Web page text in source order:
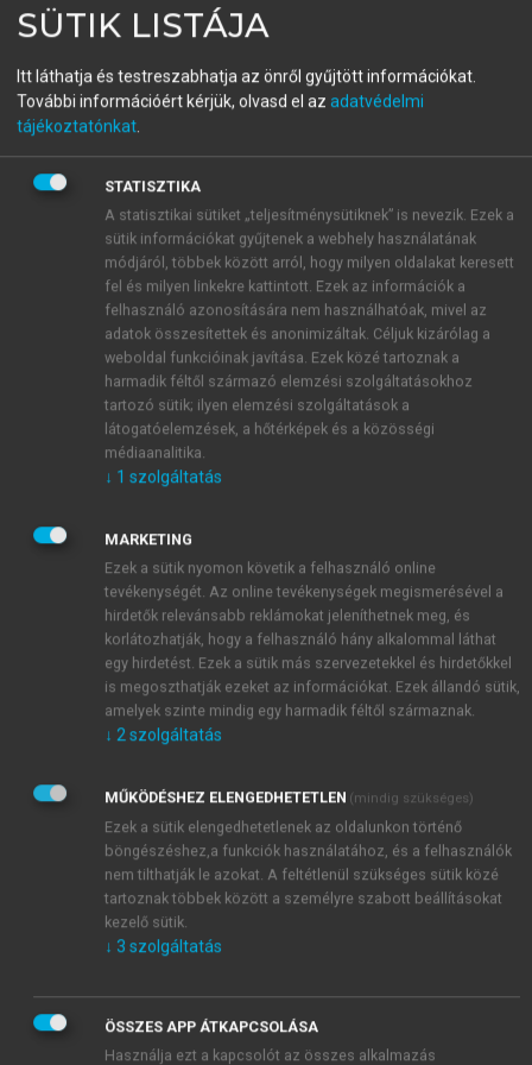
Közgazdasági Nobel-díjasok
2005-2024
menu_book OLVASÁS
Egyoldalú keresés
A fő feltételezések a következők. A munkanélküliek
folyamatosan állást keresnek, és minden időszakban
kapnak egybérajánlatot. Az (egyelőre) exogén
munkabér véletlenszerűen jelenik meg az
eloszlásfüggvény által leírt eloszlásból (nem
irányított keresés). Ha a munkakereső elfogadja a
ugyanazért a bérért dolgozik (végtelen
időhorizonton). Munkanélküliként a kereső
nagyságú munkanélküli-segélyt kap.
SÜTIK LISTÁJA
Itt láthatja és testreszabhatja az önről gyűjtött információkat.
További információért kérjük, olvasd el az adatvédelmi
tájékoztatónkat
STATISZTIKA
A statisztikai sütiket „teljesítménysütiknek” is nevezik. Ezek a
sütik információkat gyűjtenek a webhely használatának
módjáról, többek között arról, hogy milyen oldalakat keresett
fel és milyen linkekre kattintott. Ezek az információk a
felhasználó azonosítására nem használhatóak, mivel az
adatok összesítettek és anonimizáltak. Céljuk kizárólag a
weboldal funkcióinak javítása. Ezek közé tartoznak a
harmadik féltől származó elemzési szolgáltatásokhoz
tartozó sütik; ilyen elemzési szolgáltatások a
látogatóelemzések, a hőtérképek és a közösségi
médiaanalitika.
↓ 1 szolgáltatás
MARKETING
Ezek a sütik nyomon követik a felhasználó online
tevékenységét. Az online tevékenységek megismerésével a
hirdetők relevánsabb reklámokat jeleníthetnek meg, és
korlátozhatják, hogy a felhasználó hány alkalommal láthat
egy hirdetést. Ezek a sütik más szervezetekkel és hirdetőkkel
is megoszthatják ezeket az információkat. Ezek állandó sütik,
amelyek szinte mindig egy harmadik féltől származnak.
↓ 2 szolgáltatás
MŰKÖDÉSHEZ ELENGEDHETETLEN (mindig szükséges)
Ezek a sütik elengedhetetlenek az oldalunkon történő
böngészéshez,a funkciók használatához, és a felhasználók
nem tilthatják le azokat. A feltétlenül szükséges sütik közé
tartoznak többek között a személyre szabott beállításokat
kezelő sütik.
↓ 3 szolgáltatás
ÖSSZES APP ÁTKAPCSOLÁSA
Használja ezt a kapcsolót az összes alkalmazás